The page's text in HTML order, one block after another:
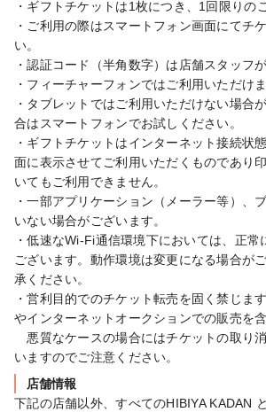
・ギフトチケットは1枚につき、1回限りの
・ご利用の際はスマートフォン画面にてチ
い。
・認証コード（半角数字）は店舗スタッフ
・フィーチャーフォンではご利用いただけま
・タブレットではご利用いただけない場合
合はスマートフォンでお試しください。
・ギフトチケットはインターネット接続状
面に表示させてご利用いただくものであり
いてもご利用できません。
・一部アプリケーション（メーラー等）、
いない場合がございます。
・低速なWi-Fi通信環境下においては、正常
ございます。動作環境は変更になる場合が
承ください。
・営利目的でのチケット転売を固く禁じま
やインターネットオークションでの販売を含
悪質なケースの場合にはチケットの取り
いますのでご注意ください。
店舗情報
下記の店舗以外、すべてのHIBIYA KADAN